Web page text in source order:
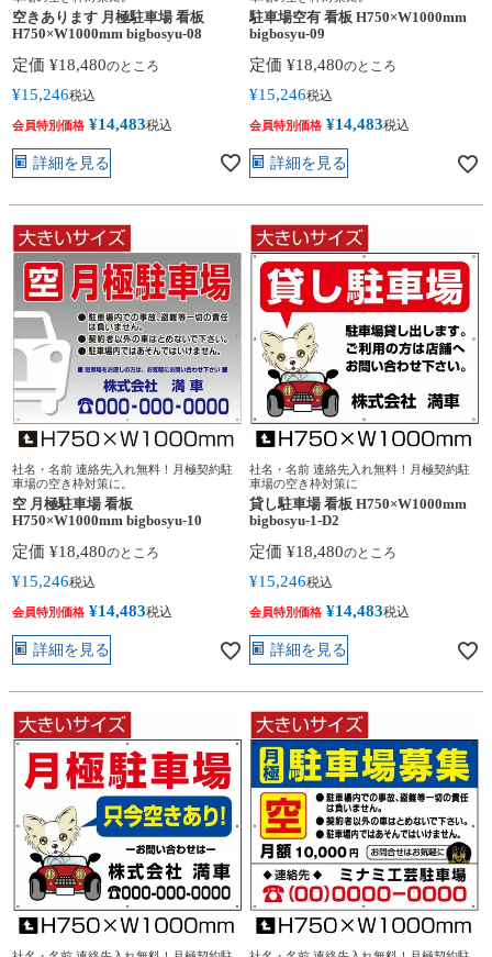
空きあります 月極駐車場 看板
H750×W1000mm bigbosyu-08
定価 ¥18,480のところ
¥15,246税込
会員特別価格 ¥14,483税込
詳細を見る
駐車場空有 看板 H750×W1000mm
bigbosyu-09
定価 ¥18,480のところ
¥15,246税込
会員特別価格 ¥14,483税込
詳細を見る
社名・名前 連絡先入れ無料！月極契約駐
車場の空き枠対策に。
空 月極駐車場 看板
H750×W1000mm bigbosyu-10
定価 ¥18,480のところ
¥15,246税込
会員特別価格 ¥14,483税込
詳細を見る
社名・名前 連絡先入れ無料！月極契約駐
車場の空き枠対策に
貸し駐車場 看板 H750×W1000mm
bigbosyu-1-D2
定価 ¥18,480のところ
¥15,246税込
会員特別価格 ¥14,483税込
詳細を見る